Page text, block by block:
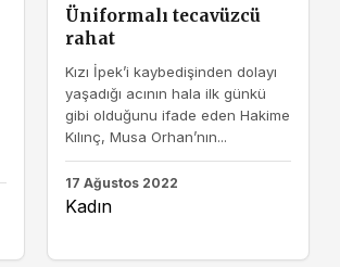
Üniformalı tecavüzcü
rahat
Kızı İpek’i kaybedişinden dolayı
yaşadığı acının hala ilk günkü
gibi olduğunu ifade eden Hakime
Kılınç, Musa Orhan’nın...
17 Ağustos 2022
Kadın